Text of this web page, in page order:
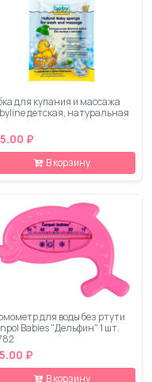
для купания и массажа
детская, натуральная
₽
В корзину
для воды без ртути
Babies "Дельфин" 1 шт.
₽
В корзину